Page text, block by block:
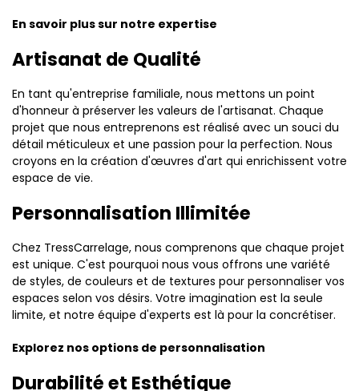
En savoir plus sur notre expertise
Artisanat de Qualité
En tant qu'entreprise familiale, nous mettons un point
d'honneur à préserver les valeurs de l'artisanat. Chaque
projet que nous entreprenons est réalisé avec un souci du
détail méticuleux et une passion pour la perfection. Nous
croyons en la création d'œuvres d'art qui enrichissent votre
espace de vie.
Personnalisation Illimitée
Chez TressCarrelage, nous comprenons que chaque projet
est unique. C'est pourquoi nous vous offrons une variété
de styles, de couleurs et de textures pour personnaliser vos
espaces selon vos désirs. Votre imagination est la seule
limite, et notre équipe d'experts est là pour la concrétiser.
Explorez nos options de personnalisation
Durabilité et Esthétique